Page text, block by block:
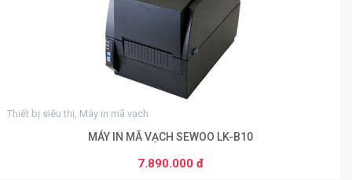
Thiết bị siêu thị, Máy in mã vạch
MÁY IN MÃ VẠCH SEWOO LK-B10
7.890.000 đ
THÊM VÀO GIỎ HÀNG